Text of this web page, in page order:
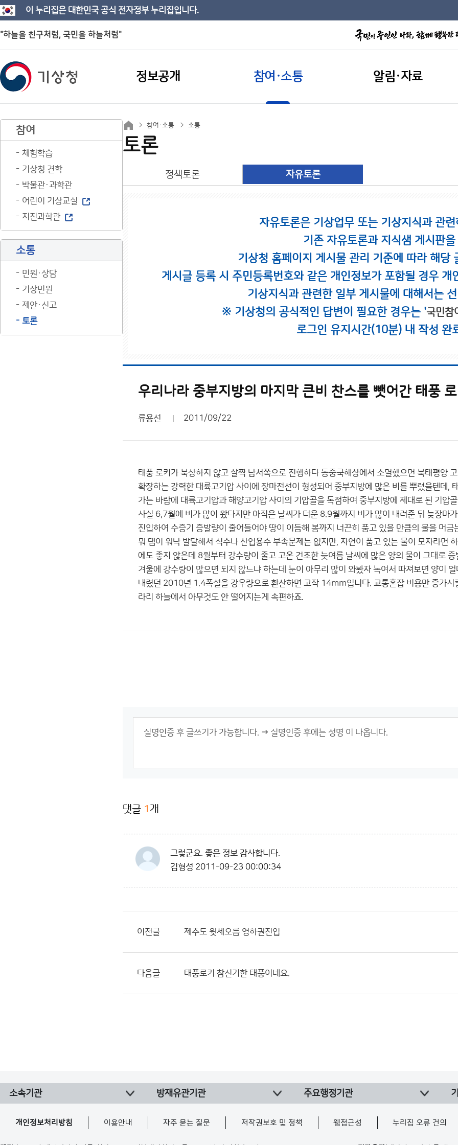
이 누리집은 대한민국 공식 전자정부 누리집입니다.
"하늘을 친구처럼, 국민을 하늘처럼"
정보공개 참여·소통 알림·자료
참여
체험학습
기상청 견학
박물관·과학관
어린이 기상교실
지진과학관
소통
민원·상담
기상민원
제안·신고
토론
참여·소통 소통
토론
정책토론 자유토론
자유토론은 기상업무 또는 기상지식과 관
기존 자유토론과 지식샘 게시판
기상청 홈페이지 게시물 관리 기준에 따라 해당
게시글 등록 시 주민등록번호와 같은 개인정보가 포함될 경우
기상지식과 관련한 일부 게시물에 대해서는
※ 기상청의 공식적인 답변이 필요한 경우는 '국민참
로그인 유지시간(10분) 내 작성 완
우리나라 중부지방의 마지막 큰비 찬스를 뺏어간 태풍
류용선 2011/09/22
태풍 로키가 북상하지 않고 살짝 남서쪽으로 진행하다 동중국해상에서 소멸했으면 북태평양
확장하는 강력한 대륙고기압 사이에 장마전선이 형성되어 중부지방에 많은 비를 뿌렸을텐데,
가는 바람에 대륙고기압과 해양고기압 사이의 기압골을 독점하여 중부지방에 제대로 된 기압
사실 6,7월에 비가 많이 왔다지만 아직은 날씨가 더운 8.9월까지 비가 많이 내려준 뒤 늦장마
진입하여 수증기 증발량이 줄어들어야 땅이 이듬해 봄까지 너끈히 품고 있을 만큼의 물을 머금
뭐 댐이 워낙 발달해서 식수나 산업용수 부족문제는 없지만, 자연이 품고 있는 물이 모자라면
에도 좋지 않은데 8월부터 강수량이 줄고 고온 건조한 늦여름 날씨에 많은 양의 물이 그대로
겨울에 강수량이 많으면 되지 않느냐 하는데 눈이 아무리 많이 와봤자 녹여서 따져보면 양이
내렸던 2010년 1.4폭설을 강우량으로 환산하면 고작 14mm입니다. 교통혼잡 비용만 증가
라리 하늘에서 아무것도 안 떨어지는게 속편하죠.
댓글 1 개
그렇군요. 좋은 정보 감사합니다.
김형성 2011-09-23 00:00:34
이전글 제주도 윗세오름 영하권진입
다음글 태풍로키 참신기한 태풍이네요.
소속기관 방재유관기관 주요행정기관
개인정보처리방침 이용안내 자주 묻는 질문 저작권보호 및 정책 웹접근성 누리집 오류 건의